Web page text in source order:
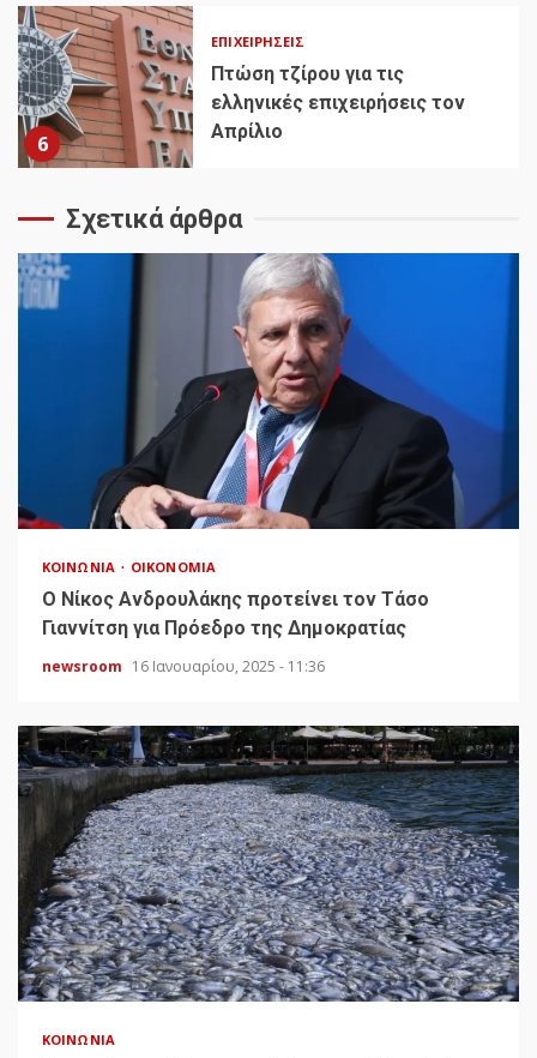
6
ΕΠΙΧΕΙΡΉΣΕΙΣ
Πτώση τζίρου για τις
ελληνικές επιχειρήσεις τον
Απρίλιο
Σχετικά άρθρα
ΚΟΙΝΩΝΊΑ ΟΙΚΟΝΟΜΊΑ
Ο Νίκος Ανδρουλάκης προτείνει τον Τάσο
Γιαννίτση για Πρόεδρο της Δημοκρατίας
newsroom 16 Ιανουαρίου, 2025 - 11:36
ΚΟΙΝΩΝΊΑ